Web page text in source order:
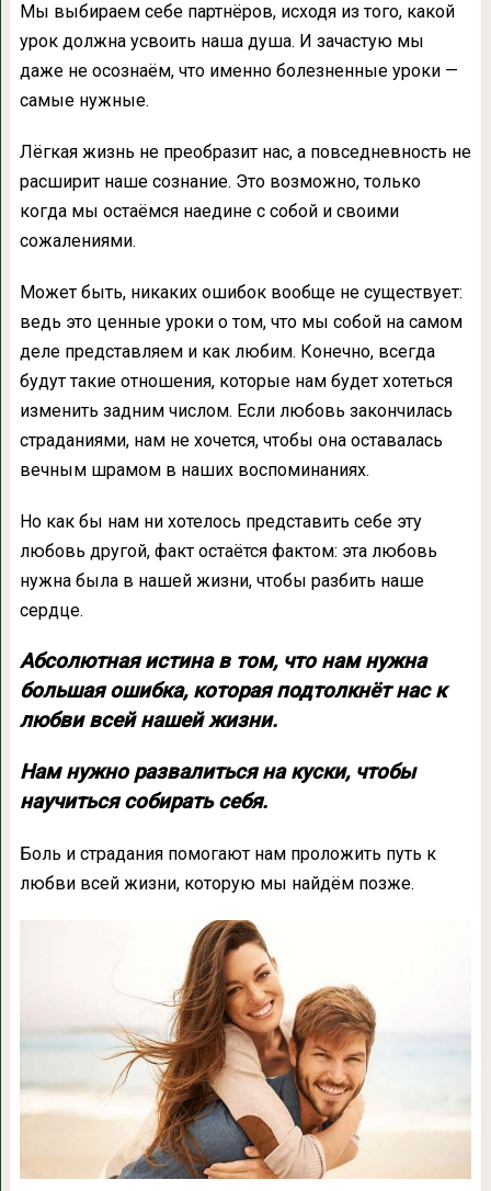
Мы выбираем себе партнёров, исходя из того, какой
урок должна усвоить наша душа. И зачастую мы
даже не осознаём, что именно болезненные уроки —
самые нужные.
Лёгкая жизнь не преобразит нас, а повседневность не
расширит наше сознание. Это возможно, только
когда мы остаёмся наедине с собой и своими
сожалениями.
Может быть, никаких ошибок вообще не существует:
ведь это ценные уроки о том, что мы собой на самом
деле представляем и как любим. Конечно, всегда
будут такие отношения, которые нам будет хотеться
изменить задним числом. Если любовь закончилась
страданиями, нам не хочется, чтобы она оставалась
вечным шрамом в наших воспоминаниях.
Но как бы нам ни хотелось представить себе эту
любовь другой, факт остаётся фактом: эта любовь
нужна была в нашей жизни, чтобы разбить наше
сердце.
Абсолютная истина в том, что нам нужна
большая ошибка, которая подтолкнёт нас к
любви всей нашей жизни.
Нам нужно развалиться на куски, чтобы
научиться собирать себя.
Боль и страдания помогают нам проложить путь к
любви всей жизни, которую мы найдём позже.